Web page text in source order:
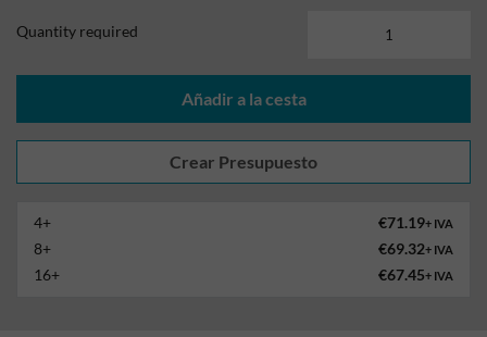
Quantity required
Añadir a la cesta
4+ €71.19+ IVA
8+ €69.32+ IVA
16+ €67.45+ IVA